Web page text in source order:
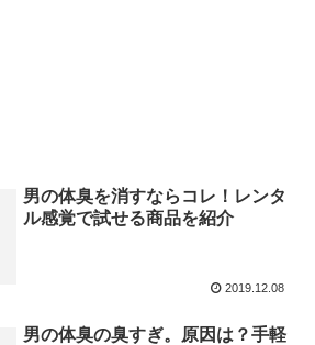
男の体臭を消すならコレ！レンタ
ル感覚で試せる商品を紹介
2019.12.08
男の体臭の臭すぎ。原因は？手軽